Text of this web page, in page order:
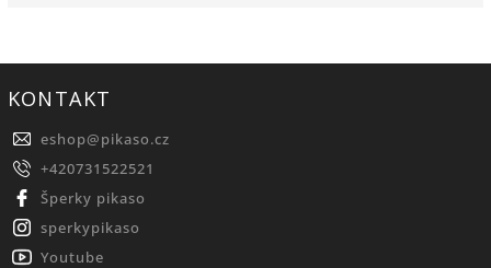
KONTAKT
eshop@pikaso.cz
+420731522521
Šperky pikaso
sperkypikaso
Youtube